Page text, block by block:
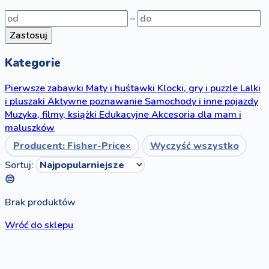
–
Zastosuj
Kategorie
Pierwsze zabawki Maty i huśtawki Klocki, gry i puzzle Lalki
i pluszaki Aktywne poznawanie Samochody i inne pojazdy
Muzyka, filmy, książki EdukacyjneAkcesoria dla mam i
maluszków
Producent: Fisher-Price×
Wyczyść wszystko
Sortuj:
😔
Brak produktów
Wróć do sklepu